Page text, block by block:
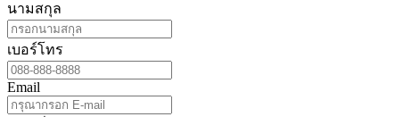
นามสกุล
เบอร์โทร
Email